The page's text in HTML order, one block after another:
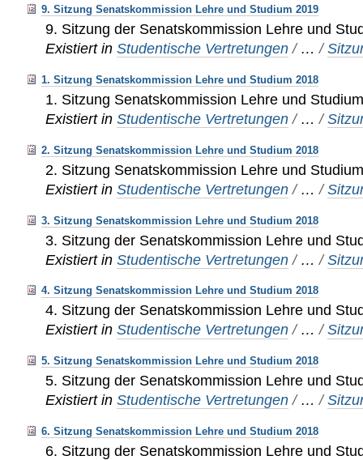
9. Sitzung Senatskommission Lehre und Studium 2019
9. Sitzung der Senatskommission Lehre und
Existiert in Studentische Vertretungen / …/
1. Sitzung Senatskommission Lehre und Studium 2018
1. Sitzung Senatskommission Lehre und
Existiert in Studentische Vertretungen / …/
2. Sitzung Senatskommission Lehre und Studium 2018
2. Sitzung Senatskommission Lehre und
Existiert in Studentische Vertretungen / …/
3. Sitzung Senatskommission Lehre und Studium 2018
3. Sitzung der Senatskommission Lehre und
Existiert in Studentische Vertretungen / …/
4. Sitzung Senatskommission Lehre und Studium 2018
4. Sitzung der Senatskommission Lehre und
Existiert in Studentische Vertretungen / …/
5. Sitzung Senatskommission Lehre und Studium 2018
5. Sitzung der Senatskommission Lehre und
Existiert in Studentische Vertretungen / …/
6. Sitzung Senatskommission Lehre und Studium 2018
6. Sitzung der Senatskommission Lehre und